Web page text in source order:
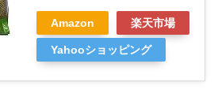
Amazon 楽天市場
Yahooショッピング